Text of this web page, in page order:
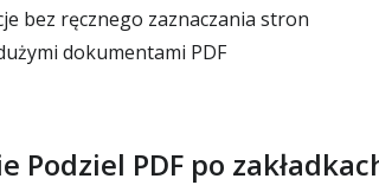
bez ręcznego zaznaczania stron
dokumentami PDF
Podziel PDF po